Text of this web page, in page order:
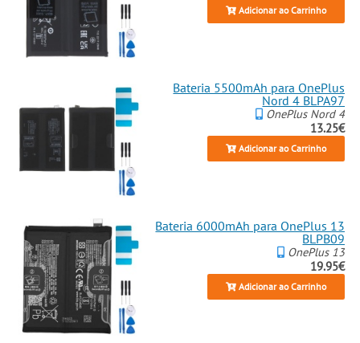
Adicionar ao Carrinho
Bateria 5500mAh para OnePlus
Nord 4 BLPA97
OnePlus Nord 4
13.25€
Adicionar ao Carrinho
Bateria 6000mAh para OnePlus 13
BLPB09
OnePlus 13
19.95€
Adicionar ao Carrinho